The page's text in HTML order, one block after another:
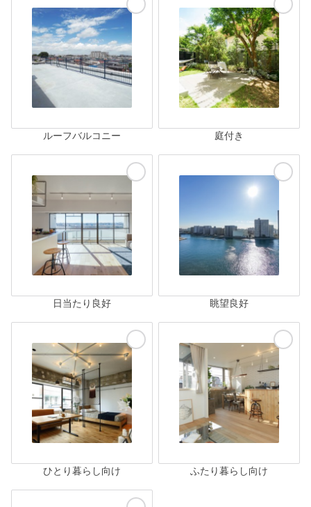
ルーフバルコニー 庭付き
日当たり良好 眺望良好
ひとり暮らし向け ふたり暮らし向け